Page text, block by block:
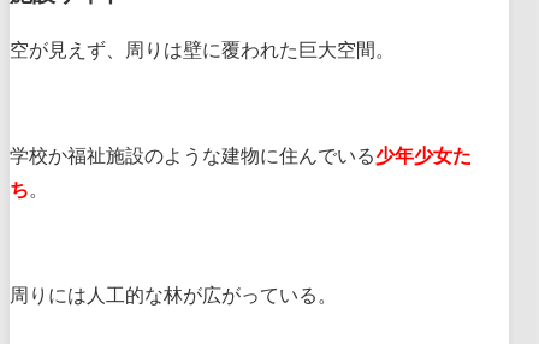
空が見えず、周りは壁に覆われた巨大空間。
学校か福祉施設のような建物に住んでいる少年少女た
ち。
周りには人工的な林が広がっている。